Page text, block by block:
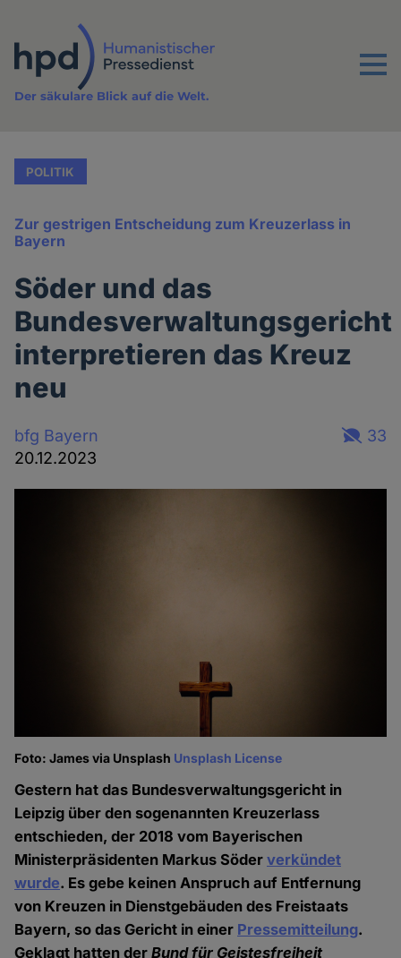
Inhalt
Menu
Der säkulare Blick auf die Welt.
POLITIK
Zur gestrigen Entscheidung zum Kreuzerlass in
Bayern
Söder und das
Bundesverwaltungsgericht
interpretieren das Kreuz
neu
bfg Bayern
20.12.2023
33
Foto: James via Unsplash Unsplash License
Gestern hat das Bundesverwaltungsgericht in
Leipzig über den sogenannten Kreuzerlass
entschieden, der 2018 vom Bayerischen
Ministerpräsidenten Markus Söderverkündet
wurde. Es gebe keinen Anspruch auf Entfernung
von Kreuzen in Dienstgebäuden des Freistaats
Bayern, so das Gericht in einer Pressemitteilung.
Geklagt hatten derBund für Geistesfreiheit